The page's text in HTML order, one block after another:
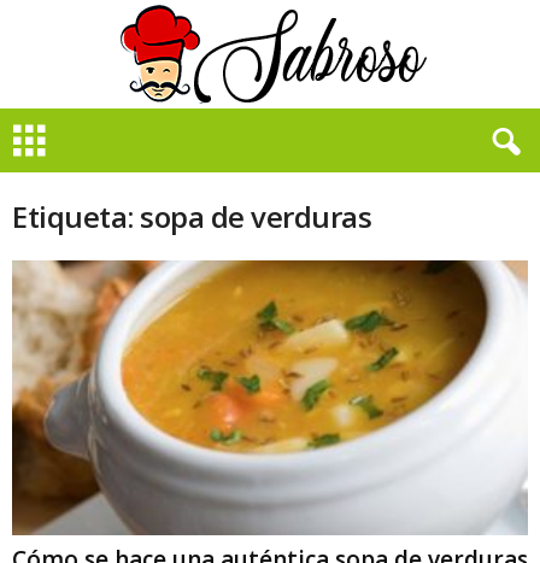
e
Etiqueta: sopa de verduras